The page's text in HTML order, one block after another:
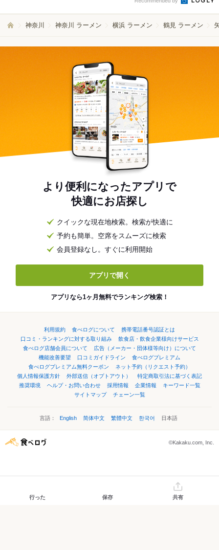
神奈川 神奈川 ラーメン 横浜 ラーメン 鶴見 ラーメン
より便利になったアプリで
快適にお店探し
クイックな現在地検索。検索が快適に
予約も簡単。空席をスムーズに検索
会員登録なし。すぐに利用開始
アプリで開く
アプリなら1ヶ月無料でランキング検索！
利用規約 食べログについて
携帯電話番号認証とは
口コミ・ランキングに対する取り組み
飲食店・飲食企業様向けサービス
食べログ店舗会員について
広告（メーカー・団体様等向け）について
機能改善要望
口コミガイドライン
食べログプレミアム
食べログプレミアム無料クーポン
ネット予約（リクエスト予約）
個人情報保護方針
外部送信（オプトアウト）
特定商取引法に基づく表記
推奨環境
ヘルプ・お問い合わせ 採用情報 企業情報
キーワード一覧
サイトマップ
チェーン一覧
言語： English 简体中文 繁體中文 한국어 日本語
©Kakaku.com, Inc.
行った 保存 共有